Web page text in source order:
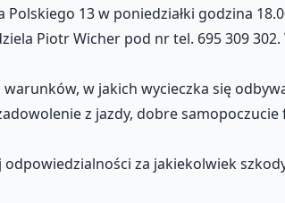
Polskiego 13 w poniedziałki godzina
Piotr Wicher pod nr tel. 695 309
w jakich wycieczka się
z jazdy, dobre samopoczucie
za jakiekolwiek